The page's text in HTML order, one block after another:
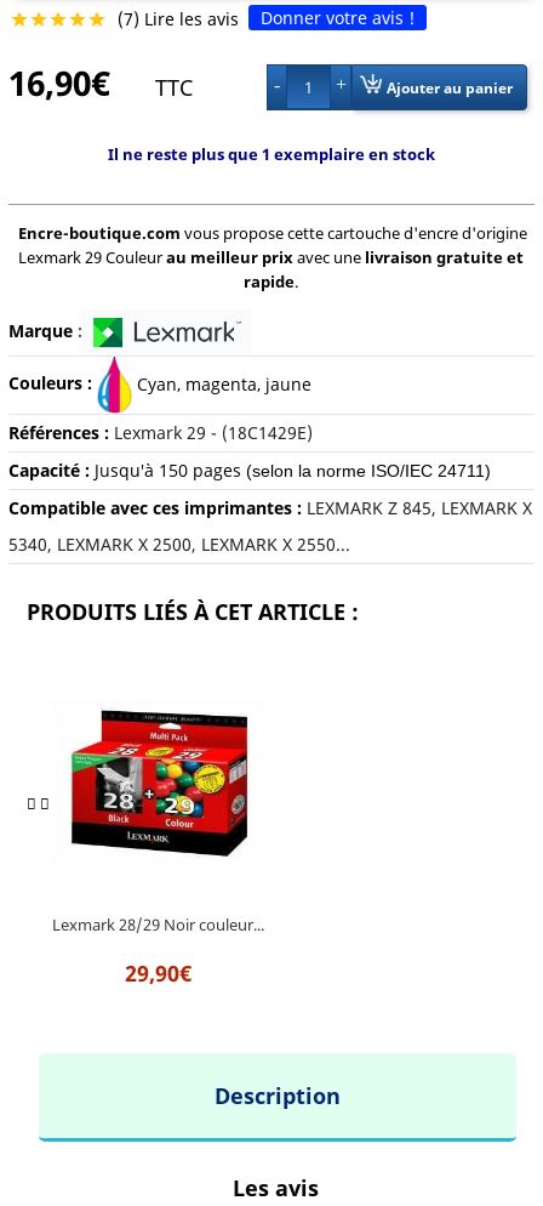
 (7) Lire les avis Donner votre avis !
16,90€ TTC 1 Ajouter au panier
Il ne reste plus que 1 exemplaire en stock
Encre-boutique.com vous propose cette cartouche d'encre d'origine
Lexmark 29 Couleurau meilleur prixavec une livraison gratuite et
rapide.
Marque:
Couleurs : Cyan, magenta, jaune
Références : Lexmark 29 - (18C1429E)
Capacité : Jusqu'à 150 pages (selon la norme ISO/IEC 24711)
Compatible avec ces imprimantes : LEXMARK Z 845, LEXMARK X
5340, LEXMARK X 2500, LEXMARK X 2550...
PRODUITS LIÉS À CET ARTICLE :
Lexmark 28/29 Noir couleur...
29,90€
Description
Les avis